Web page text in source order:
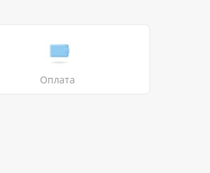
Оплата